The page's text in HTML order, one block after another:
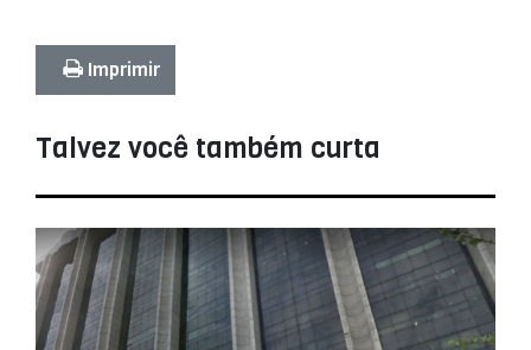
Imprimir
Talvez você também curta